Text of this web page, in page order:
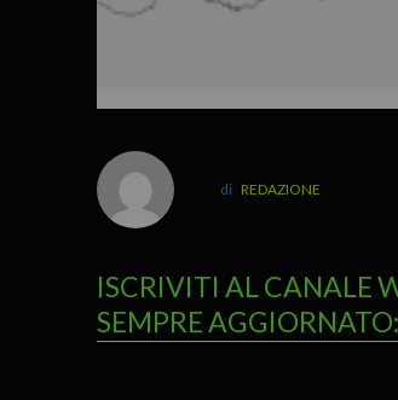
REDAZIONE
ISCRIVITI AL CANALE
SEMPRE